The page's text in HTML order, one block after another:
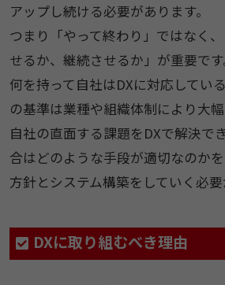
アップし続ける必要があります。
つまり「やって終わり」ではなく
せるか、継続させるか」が重要です
何を持って自社はDXに対応してい
の基準は業種や組織体制により大幅
自社の直面する課題をDXで解決で
合はどのような手段が適切なのか
方針とシステム構築をしていく必要
DXに取り組むべき理由